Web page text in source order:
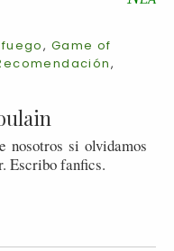
, Game of
,
nosotros si olvidamos
Escribo fanfics.